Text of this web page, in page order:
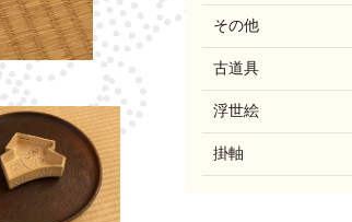
その他
古道具
浮世絵
掛軸